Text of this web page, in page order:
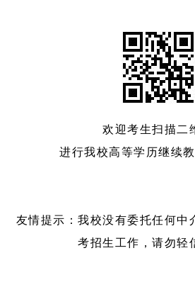
欢迎考生扫描二
进行我校高等学历继续
友情提示：我校没有委托任何中
考招生工作，请勿轻